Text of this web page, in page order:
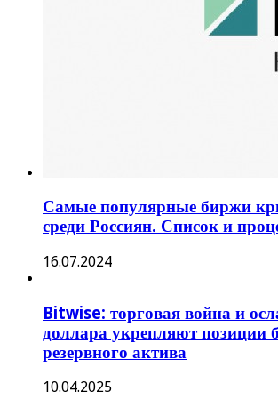
Самые популярные биржи
среди Россиян. Список и
16.07.2024
Bitwise: торговая война и
доллара укрепляют позиции
резервного актива
10.04.2025